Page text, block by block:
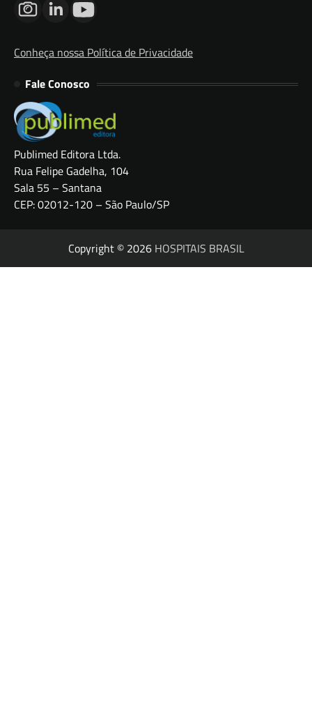
Conheça nossa Política de Privacidade
Fale Conosco
Publimed Editora Ltda.
Rua Felipe Gadelha, 104
Sala 55 – Santana
CEP: 02012-120 – São Paulo/SP
Copyright © 2026 HOSPITAIS BRASIL